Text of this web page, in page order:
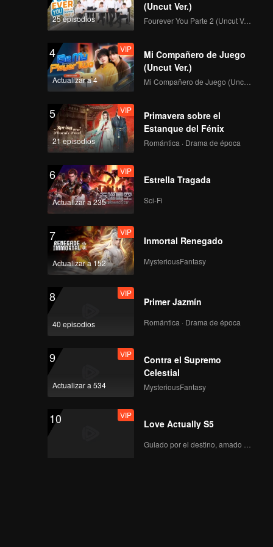
25 episodios
(Uncut Ver.)
Fourever You Parte 2 (Uncut Ver.)
4
Actualizar a 4
VIP
Mi Compañero de Juego
(Uncut Ver.)
Mi Compañero de Juego (Uncut Ver.)
5
21 episodios
VIP
Primavera sobre el
Estanque del Fénix
Romántica · Drama de época
6
Actualizar a 235
VIP
Estrella Tragada
Sci-Fi
7
Actualizar a 152
VIP
Inmortal Renegado
MysteriousFantasy
8
40 episodios
VIP
Primer Jazmín
Romántica · Drama de época
9
Actualizar a 534
VIP
Contra el Supremo
Celestial
MysteriousFantasy
10 VIP
Love Actually S5